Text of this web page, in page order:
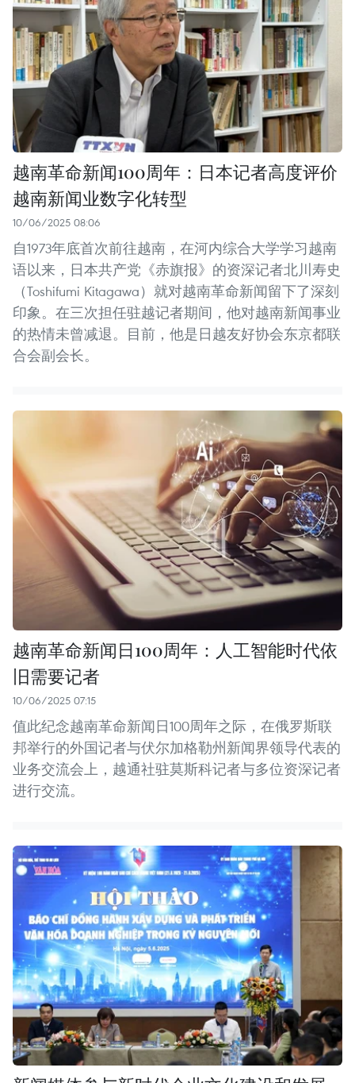
越南革命新闻100周年：日本记者高度评价
越南新闻业数字化转型
10/06/2025 08:06
自1973年底首次前往越南，在河内综合大学学习越南
语以来，日本共产党《赤旗报》的资深记者北川寿史
（Toshifumi Kitagawa）就对越南革命新闻留下了深刻
印象。在三次担任驻越记者期间，他对越南新闻事业
的热情未曾减退。目前，他是日越友好协会东京都联
合会副会长。
越南革命新闻日100周年：人工智能时代依
旧需要记者
10/06/2025 07:15
值此纪念越南革命新闻日100周年之际，在俄罗斯联
邦举行的外国记者与伏尔加格勒州新闻界领导代表的
业务交流会上，越通社驻莫斯科记者与多位资深记者
进行交流。